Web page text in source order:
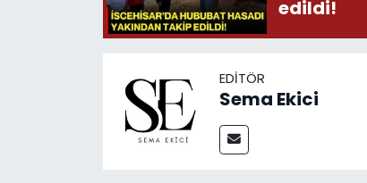
edildi!
EDITÖR
Sema Ekici